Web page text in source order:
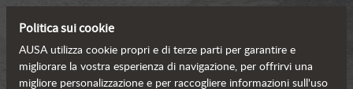
Politica sui cookie
AUSA utilizza cookie propri e di terze parti per garantire e
migliorare la vostra esperienza di navigazione, per offrirvi una
migliore personalizzazione e per raccogliere informazioni sull'uso